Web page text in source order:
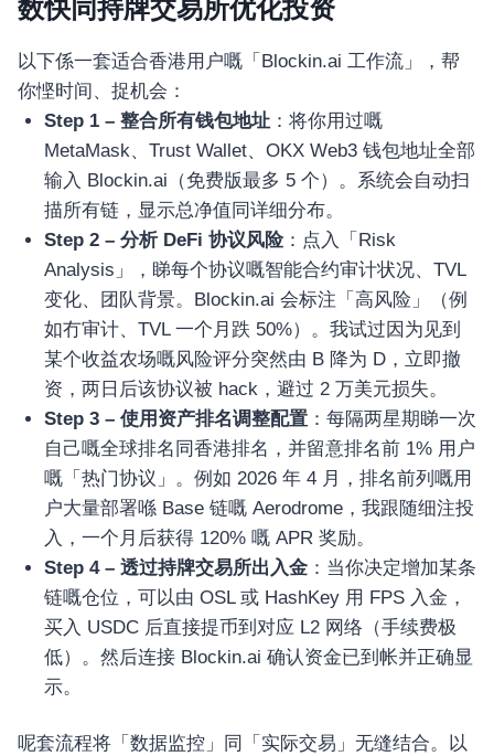
数快同持牌交易所优化投资
以下係一套适合香港用户嘅「Blockin.ai 工作流」，帮
你悭时间、捉机会：
Step 1 – 整合所有钱包地址 ：将你用过嘅
MetaMask、Trust Wallet、OKX Web3 钱包地址全部
输入 Blockin.ai（免费版最多 5 个）。系统会自动扫
描所有链，显示总净值同详细分布。
Step 2 – 分析 DeFi 协议风险：点入「Risk
Analysis」，睇每个协议嘅智能合约审计状况、TVL
变化、团队背景。Blockin.ai 会标注「高风险」（例
如冇审计、TVL 一个月跌 50%）。我试过因为见到
某个收益农场嘅风险评分突然由 B 降为 D，立即撤
资，两日后该协议被 hack，避过 2 万美元损失。
Step 3 – 使用资产排名调整配置 ：每隔两星期睇一次
自己嘅全球排名同香港排名，并留意排名前 1% 用户
嘅「热门协议」。例如 2026 年 4 月，排名前列嘅用
户大量部署喺 Base 链嘅 Aerodrome，我跟随细注投
入，一个月后获得 120% 嘅 APR 奖励。
Step 4 – 透过持牌交易所出入金 ：当你决定增加某条
链嘅仓位，可以由 OSL 或 HashKey 用 FPS 入金，
买入 USDC 后直接提币到对应 L2 网络（手续费极
低）。然后连接 Blockin.ai 确认资金已到帐并正确显
示。
呢套流程将「数据监控」同「实际交易」无缝结合。以